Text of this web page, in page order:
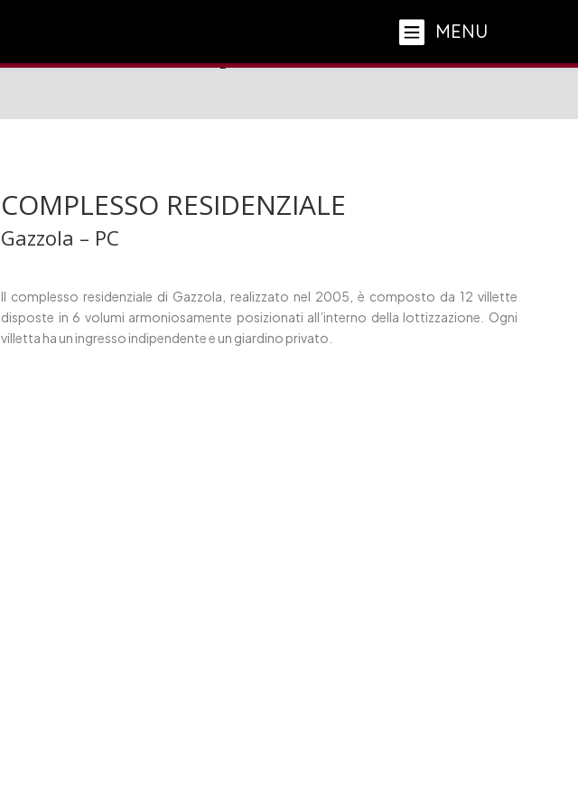
MENU
Home ^ Progetti ^ COMPLESSO RESIDENZIALE – GAZZOLA
COMPLESSO RESIDENZIALE
Gazzola – PC
Il complesso residenziale di Gazzola, realizzato nel 2005, è composto da 12 villette
disposte in 6 volumi armoniosamente posizionati all’interno della lottizzazione. Ogni
villetta ha un ingresso indipendente e un giardino privato.